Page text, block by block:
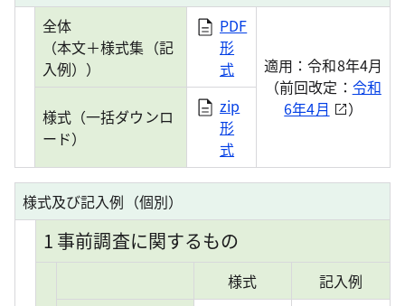
全体
（本文＋様式集（記
入例））
PDF
形
式
適用：令和8年4月
（前回改定： 令和
6年4月
）
様式（一括ダウンロ
ード）
zip
形
式
様式及び記入例（個別）
1 事前調査に関するもの
様式 記入例